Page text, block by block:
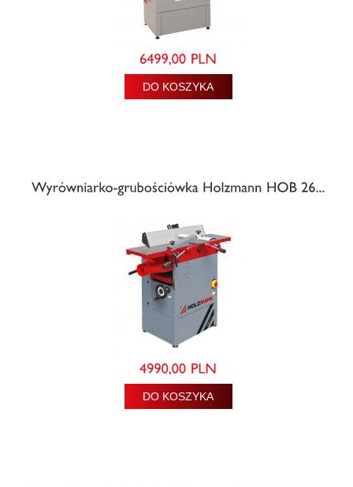
DO KOSZYKA
DO KOSZYKA